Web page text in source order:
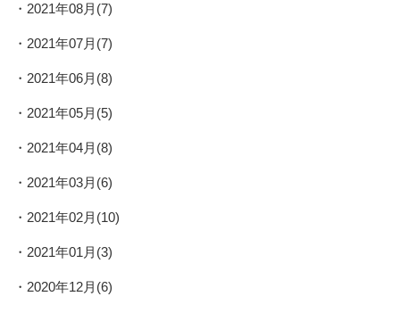
2021年08月(7)
2021年07月(7)
2021年06月(8)
2021年05月(5)
2021年04月(8)
2021年03月(6)
2021年02月(10)
2021年01月(3)
2020年12月(6)